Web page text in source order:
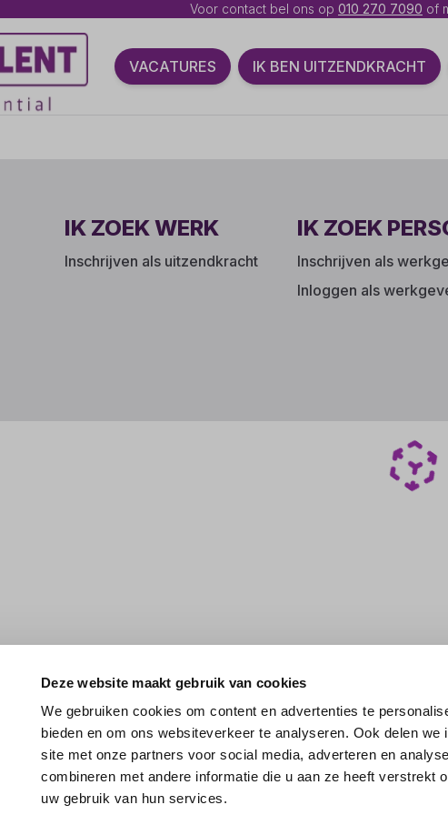
Deze website maakt gebruik van cookies
We gebruiken cookies om content en advertenties te
bieden en om ons websiteverkeer te analyseren. Ook delen
site met onze partners voor social media, adverteren en
combineren met andere informatie die u aan ze heeft verstrekt
uw gebruik van hun services.
Voor contact bel ons op 010 270 7090 of
VACATURES IK BEN UITZENDKRACHT
IK ZOEK WERK
Inschrijven als uitzendkracht
IK ZOEK
Inschrijven als
Inloggen als